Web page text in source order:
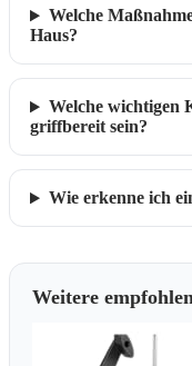
Welche
Haus?
Welche wichtigen
griffbereit sein?
Wie erkenne ich
Weitere